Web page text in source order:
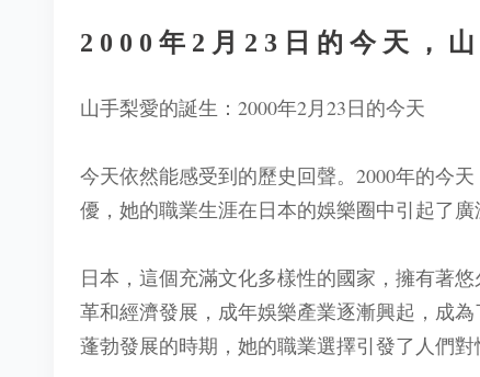
2000年2月23日的今天，
山手梨愛的誕生：2000年2月23日的今天
今天依然能感受到的歷史回聲。2000年的今
優，她的職業生涯在日本的娛樂圈中引起了廣
日本，這個充滿文化多樣性的國家，擁有著
革和經濟發展，成年娛樂產業逐漸興起，成
蓬勃發展的時期，她的職業選擇引發了人們